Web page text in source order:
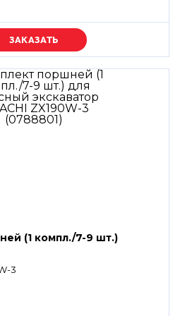
цену
(1 компл./7-9 шт.)
3